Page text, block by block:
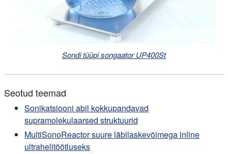
Sondi tüüpi songaator UP400St
Seotud teemad
Sonikatsiooni abil kokkupandavad
supramolekulaarsed struktuurid
MultiSonoReactor suure läbilaskevõimega inline
ultrahelitöötluseks